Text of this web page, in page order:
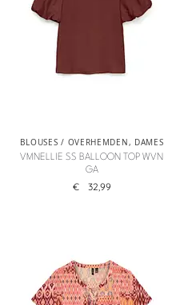
BLOUSES / OVERHEMDEN, DAMES
VMNELLIE SS BALLOON TOP WVN
GA
€ 32,99